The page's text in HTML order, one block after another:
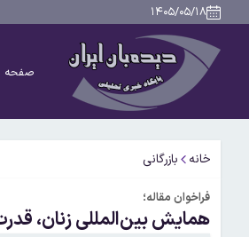
۱۴۰۵/۰۵/۱۸
خانه بازرگانی
فراخوان مقاله؛
همایش بین‌المللی زنان،